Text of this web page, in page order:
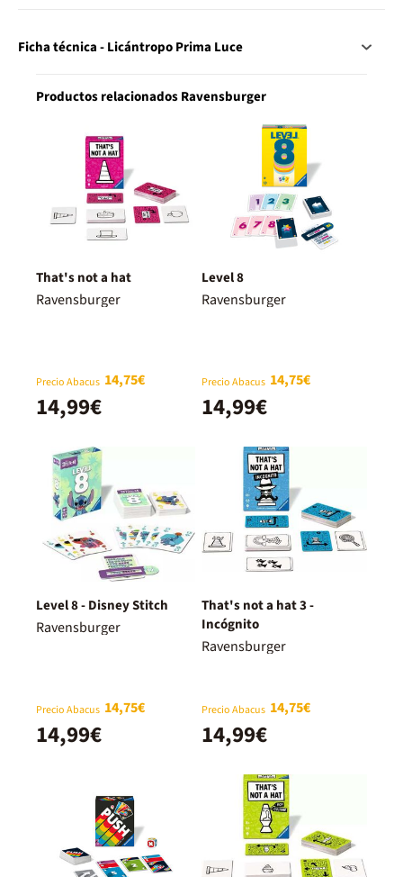
Ficha técnica - Licántropo Prima Luce
Productos relacionados Ravensburger
That's not a hat
Ravensburger
Precio Abacus 14,75€
14,99€
Level 8
Ravensburger
Precio Abacus 14,75€
14,99€
Level 8 - Disney Stitch
Ravensburger
Precio Abacus 14,75€
14,99€
That's not a hat 3 -
Incógnito
Ravensburger
Precio Abacus 14,75€
14,99€